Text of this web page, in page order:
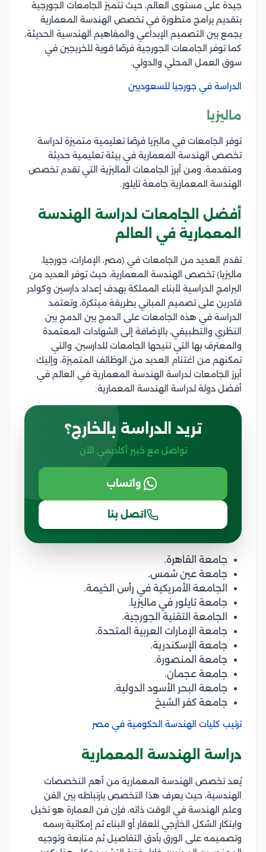
جيدة على مستوى العالم، حيث تتميز الجامعات الجورجية
بتقديم برامج متطورة في تخصص الهندسة المعمارية
يجمع بين التصميم الإبداعي والمفاهيم الهندسية الحديثة،
كما توفر الجامعات الجورجية فرصًا قوية للخريجين في
سوق العمل المحلي والدولي.
الدراسة في جورجيا للسعوديين
ماليزيا
توفر الجامعات في ماليزيا فرصًا تعليمية متميزة لدراسة
تخصص الهندسة المعمارية في بيئة تعليمية حديثة
ومتقدمة، ومن أبرز الجامعات الماليزية التي تقدم تخصص
الهندسة المعمارية جامعة تايلور.
أفضل الجامعات لدراسة الهندسة
المعمارية في العالم
تقدم العديد من الجامعات في (مصر، الإمارات، جورجيا،
ماليزيا) تخصص الهندسة المعمارية، حيث توفر العديد من
البرامج الدراسية لأبناء المملكة بهدف إعداد دارسين وكوادر
قادرين على تصميم المباني بطريقة مبتكرة، وتعتمد
الدراسة في هذه الجامعات على الدمج بين الدمج بين
النظري والتطبيقي، بالإضافة إلى الشهادات المعتمدة
والمعترف بها التي تتيحها الجامعات للدارسين، والتي
تمكنهم من اغتنام العديد من الوظائف المتميزة، وإليك
أبرز الجامعات لدراسة الهندسة المعمارية في العالم في
أفضل دولة لدراسة الهندسة المعمارية:
تريد الدراسة بالخارج؟
تواصل مع خبير أكاديمي الآن
واتساب
اتصل بنا
جامعة القاهرة.
جامعة عين شمس.
الجامعة الأمريكية في رأس الخيمة.
جامعة تايلور في ماليزيا.
الجامعة التقنية الجورجية.
جامعة الإمارات العربية المتحدة.
جامعة الإسكندرية.
جامعة المنصورة.
جامعة عجمان.
جامعة البحر الأسود الدولية.
جامعة كفر الشيخ
ترتيب كليات الهندسة الحكومية في مصر
دراسة الهندسة المعمارية
يُعد تخصص الهندسة المعمارية من أهم التخصصات
الهندسية، حيث يعرف هذا التخصص بارتباطه بين الفن
وعلم الهندسة في الوقت ذاته، فإن فن العمارة هو تخيل
وابتكار الشكل الخارجي للعقار أو البناء ثم إمكانية رسمه
وتصميمه على الورق بأدق التفاصيل ثم متابعة وتوجيه